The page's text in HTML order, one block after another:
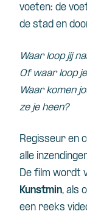
voeten: de
de stad en
Waar loop jij
Of waar loop
Waar komen
ze je heen?
Regisseur en
alle
De film wordt
Kunstmin, als
een reeks